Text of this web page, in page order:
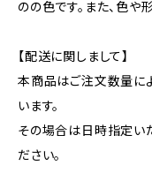
のの色です。また、色や
【配送に関しまして】
本商品はご注文数量に
います。
その場合は日時指定い
ださい。